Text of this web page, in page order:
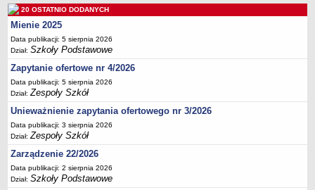
Ogłoszenie
Zarządzenia
Kontrole
Rejestry, ewidencje, archiwa
Sprawozdania
Deklaracja dostępności
PORADNIE PSYCHOLOGICZNO-PEDAGOGICZNE
Zespół Poradni
BIURO FINANSÓW OŚWIATY
Dane podstawowe
Statut
20 OSTATNIO DODANYCH
Mienie 2025
Data publikacji: 5 sierpnia 2026
Dział:Szkoły Podstawowe
Zapytanie ofertowe nr 4/2026
Data publikacji: 5 sierpnia 2026
Dział:Zespoły Szkół
Unieważnienie zapytania ofertowego nr 3/2026
Data publikacji: 3 sierpnia 2026
Dział:Zespoły Szkół
Zarządzenie 22/2026
Data publikacji: 2 sierpnia 2026
Dział:Szkoły Podstawowe